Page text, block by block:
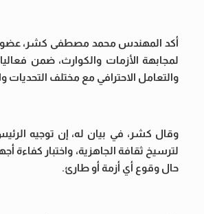
أكد المهندس محمد مصطفى كشر، عضو
لمجابهة الأزمات والكوارث، ضمن
والتعامل الاحترافي مع مختلف التحديات
وقال كشر، في بيان له، إن توجيه
لترسيخ ثقافة الجاهزية، واختبار
حال وقوع أي أزمة أو طارئ.